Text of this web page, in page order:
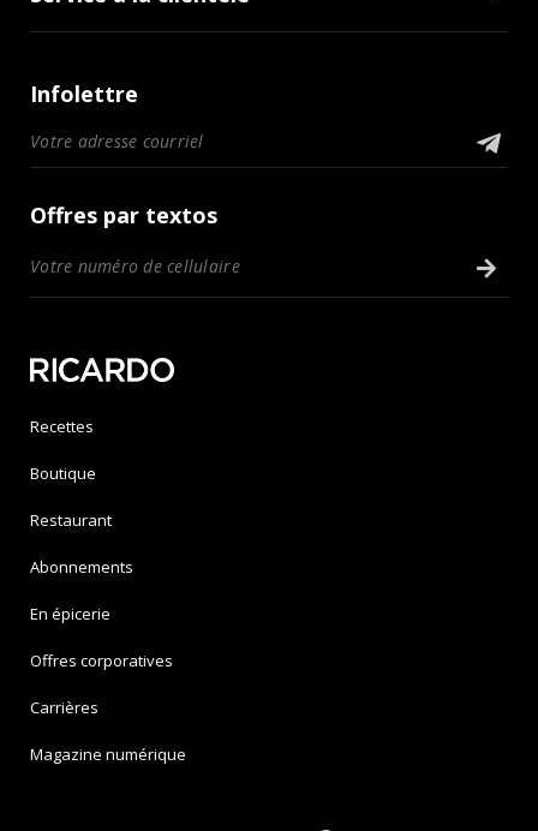
Infolettre
Offres par textos
Recettes
Boutique
Restaurant
Abonnements
En épicerie
Offres corporatives
Carrières
Magazine numérique